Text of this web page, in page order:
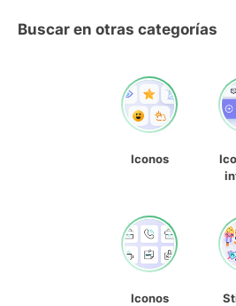
Buscar en otras categorías
Iconos
Iconos